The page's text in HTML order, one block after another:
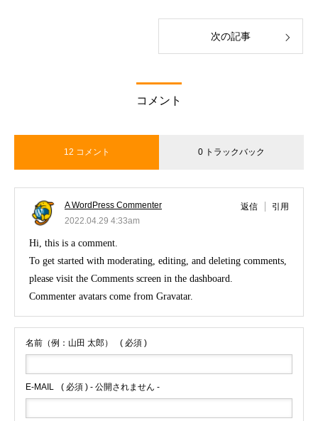
次の記事
コメント
12 コメント 0 トラックバック
A WordPress Commenter
2022.04.29 4:33am
返信 引用
Hi, this is a comment.
To get started with moderating, editing, and deleting comments,
please visit the Comments screen in the dashboard.
Commenter avatars come from Gravatar.
名前（例：山田 太郎） ( 必須 )
E-MAIL ( 必須 ) - 公開されません -